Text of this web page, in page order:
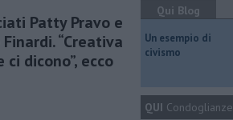
Patty Pravo e
“Creativa
dicono”, ecco
Qui Blog
​Un esempio di
civismo
QUI Condoglianze